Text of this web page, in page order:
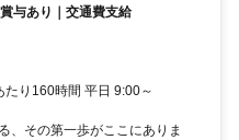
与あり｜交通費支給
り160時間 平日 9:00～
、その第一歩がここにありま